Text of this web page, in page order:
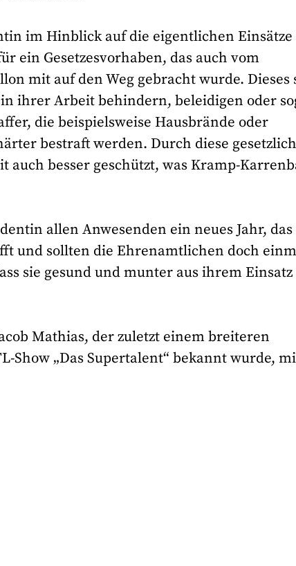
im Hinblick auf die eigentlichen
ein Gesetzesvorhaben, das auch vom
mit auf den Weg gebracht wurde. Dieses
ihrer Arbeit behindern, beleidigen oder
die beispielsweise Hausbrände oder
bestraft werden. Durch diese
auch besser geschützt, was Kramp-
allen Anwesenden ein neues Jahr, das
und sollten die Ehrenamtlichen doch
sie gesund und munter aus ihrem Einsatz
Mathias, der zuletzt einem breiteren
Show „Das Supertalent“ bekannt wurde,